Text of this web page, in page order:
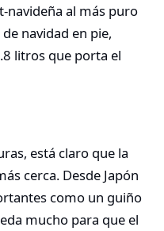
navideña al más puro
navidad en pie,
litros que porta el
está claro que la
cerca. Desde Japón
como un guiño
mucho para que el